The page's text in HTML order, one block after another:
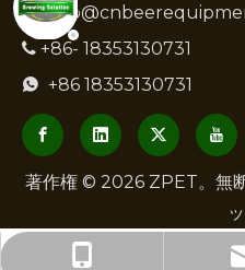

 +86- 18353130731
 +86 18353130731
+86-
+86
著作権 © 2026 ZPET。無